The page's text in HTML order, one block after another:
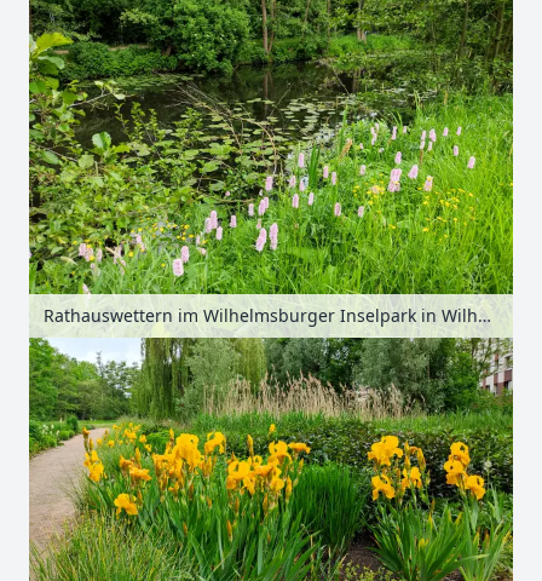
Rathauswettern im Wilhelmsburger Inselpark in Wilhelmsburg, Hamburg, Deutschland